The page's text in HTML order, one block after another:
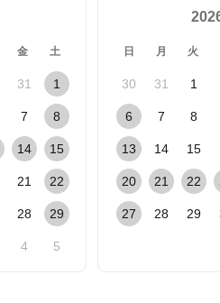
金 土
31 1
7 8
14 15
21 22
28 29
4 5
日 月 火
30 31 1
6 7 8
13 14 15
20 21 22
27 28 29